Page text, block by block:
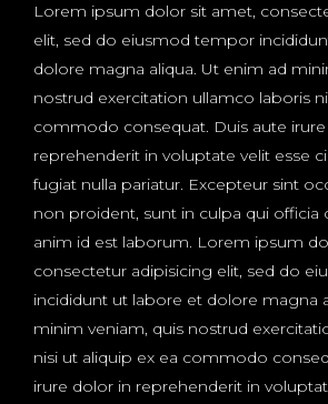
Lorem ipsum dolor sit amet,
elit, sed do eiusmod tempor
dolore magna aliqua. Ut enim ad
nostrud exercitation ullamco laboris
commodo consequat. Duis aute
reprehenderit in voluptate velit esse
fugiat nulla pariatur. Excepteur sint
non proident, sunt in culpa qui officia
anim id est laborum. Lorem ipsum
consectetur adipisicing elit, sed do
incididunt ut labore et dolore magna
minim veniam, quis nostrud
nisi ut aliquip ex ea commodo
irure dolor in reprehenderit in